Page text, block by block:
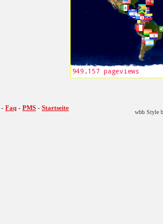
- Faq - PMS - Startseite
wbb Style